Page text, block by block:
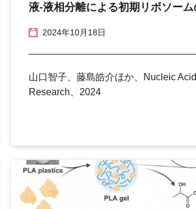
液-液相分離による初期リボソー
2024年10月18日
山口智子、藤島皓介ほか、Nucleic
Research、2024